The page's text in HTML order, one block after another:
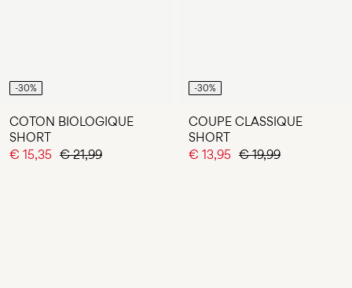
-30%
COTON BIOLOGIQUE
SHORT
€ 15,35 € 21,99
-30%
COUPE CLASSIQUE
SHORT
€ 13,95 € 19,99